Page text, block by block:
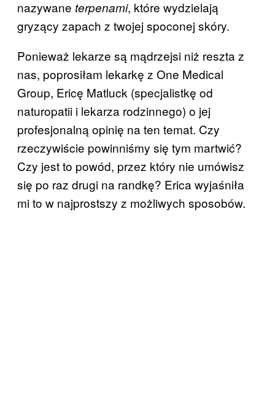
nazywane terpenami, które wydzielają
gryzący zapach z twojej spoconej skóry.
Ponieważ lekarze są mądrzejsi niż reszta z
nas, poprosiłam lekarkę z One Medical
Group, Ericę Matluck (specjalistkę od
naturopatii i lekarza rodzinnego) o jej
profesjonalną opinię na ten temat. Czy
rzeczywiście powinniśmy się tym martwić?
Czy jest to powód, przez który nie umówisz
się po raz drugi na randkę? Erica wyjaśniła
mi to w najprostszy z możliwych sposobów.